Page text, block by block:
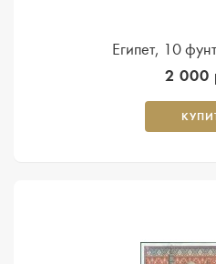
Египет, 10
2 000